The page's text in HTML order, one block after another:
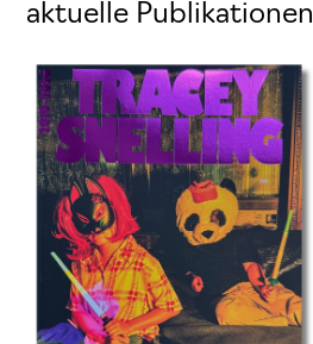
aktuelle Publikationen